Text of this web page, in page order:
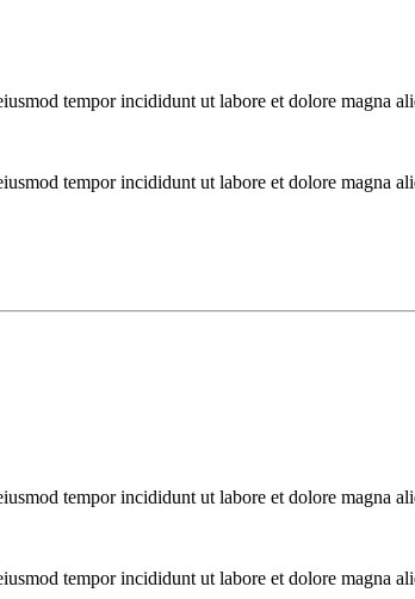
tempor incididunt ut labore et dolore magna
tempor incididunt ut labore et dolore magna
tempor incididunt ut labore et dolore magna
tempor incididunt ut labore et dolore magna